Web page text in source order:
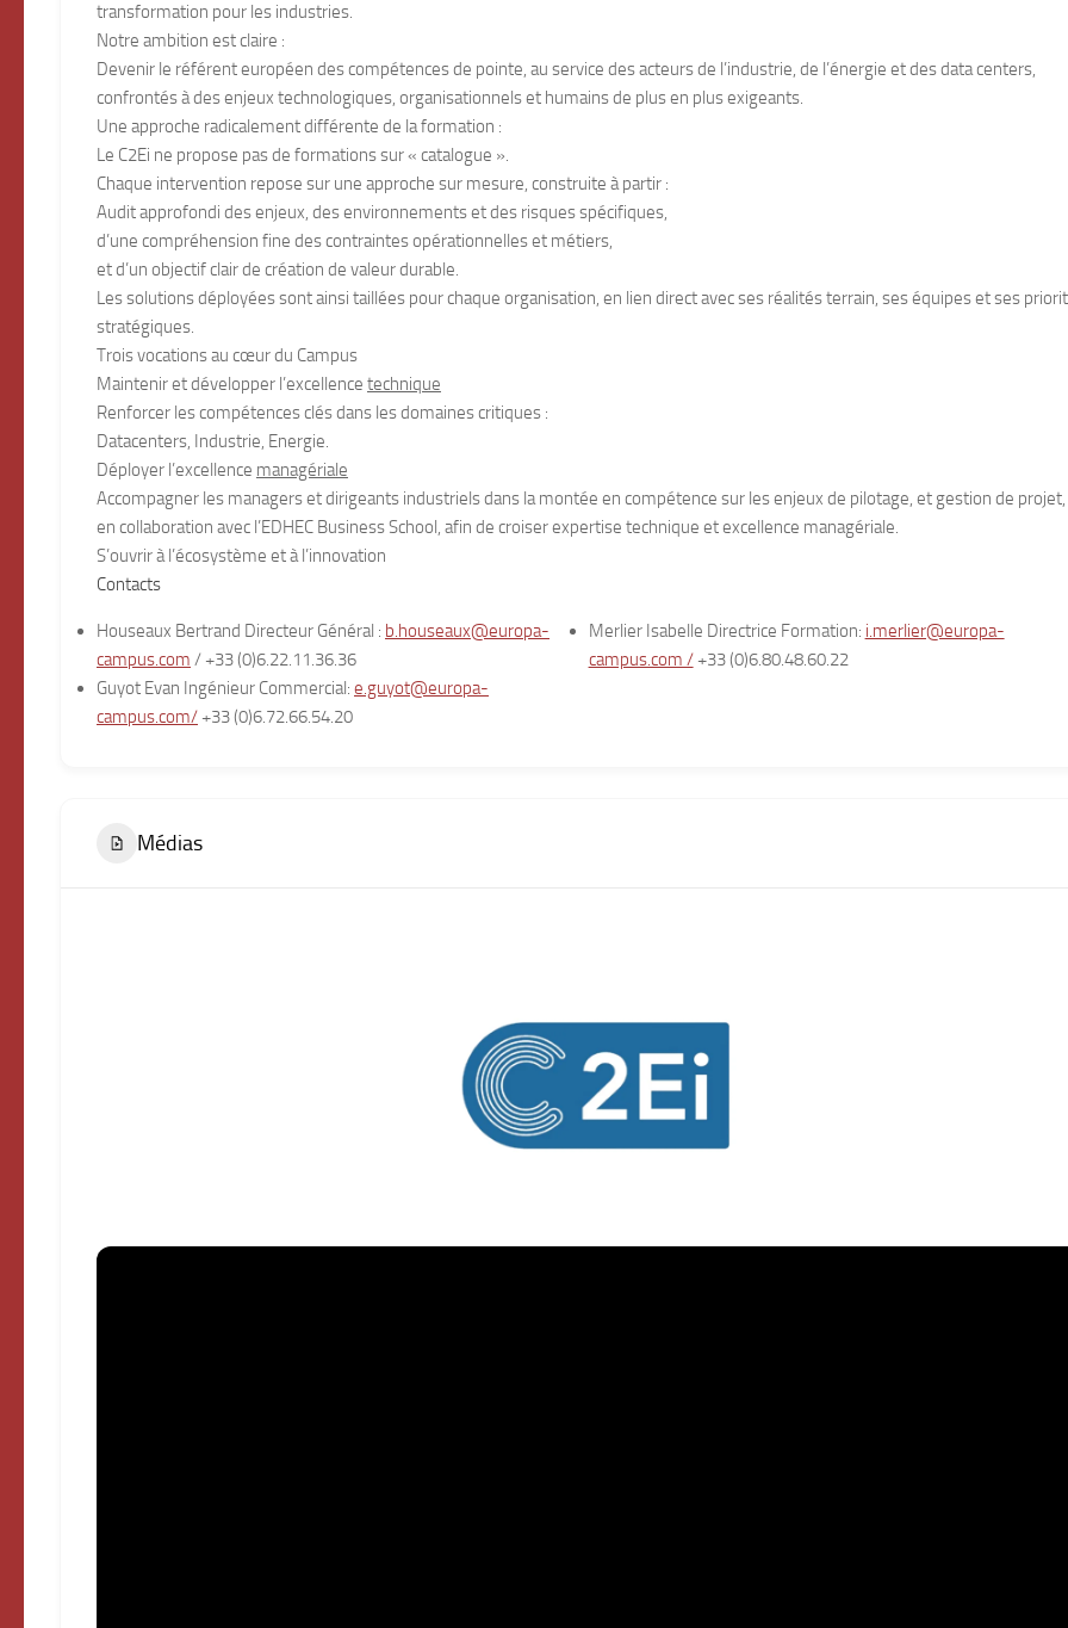
transformation pour les industries.
Notre ambition est claire :
Devenir le référent européen des compétences de pointe, au service des acteurs de l’industrie, de l’énergie et des data centers,
confrontés à des enjeux technologiques, organisationnels et humains de plus en plus exigeants.
Une approche radicalement différente de la formation :
Le C2Ei ne propose pas de formations sur « catalogue ».
Chaque intervention repose sur une approche sur mesure, construite à partir :
Audit approfondi des enjeux, des environnements et des risques spécifiques,
d’une compréhension fine des contraintes opérationnelles et métiers,
et d’un objectif clair de création de valeur durable.
Les solutions déployées sont ainsi taillées pour chaque organisation, en lien direct avec ses réalités terrain, ses équipes et ses
stratégiques.
Trois vocations au cœur du Campus
Maintenir et développer l’excellence technique
Renforcer les compétences clés dans les domaines critiques :
Datacenters, Industrie, Energie.
Déployer l’excellence managériale
Accompagner les managers et dirigeants industriels dans la montée en compétence sur les enjeux de pilotage, et gestion de projet,
en collaboration avec l’EDHEC Business School, afin de croiser expertise technique et excellence managériale.
S’ouvrir à l’écosystème et à l’innovation
Contacts
Houseaux Bertrand Directeur Général : b.houseaux@europa-
campus.com / +33 (0)6.22.11.36.36
Merlier Isabelle Directrice Formation: i.merlier@europa-
campus.com /+33 (0)6.80.48.60.22
Guyot Evan Ingénieur Commercial: e.guyot@europa-
campus.com/ +33 (0)6.72.66.54.20
Médias